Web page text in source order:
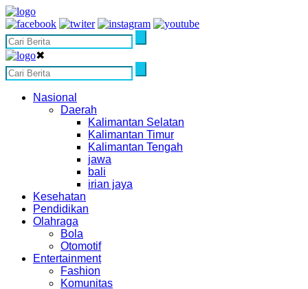
✖
Nasional
Daerah
Kalimantan Selatan
Kalimantan Timur
Kalimantan Tengah
jawa
bali
irian jaya
Kesehatan
Pendidikan
Olahraga
Bola
Otomotif
Entertainment
Fashion
Komunitas